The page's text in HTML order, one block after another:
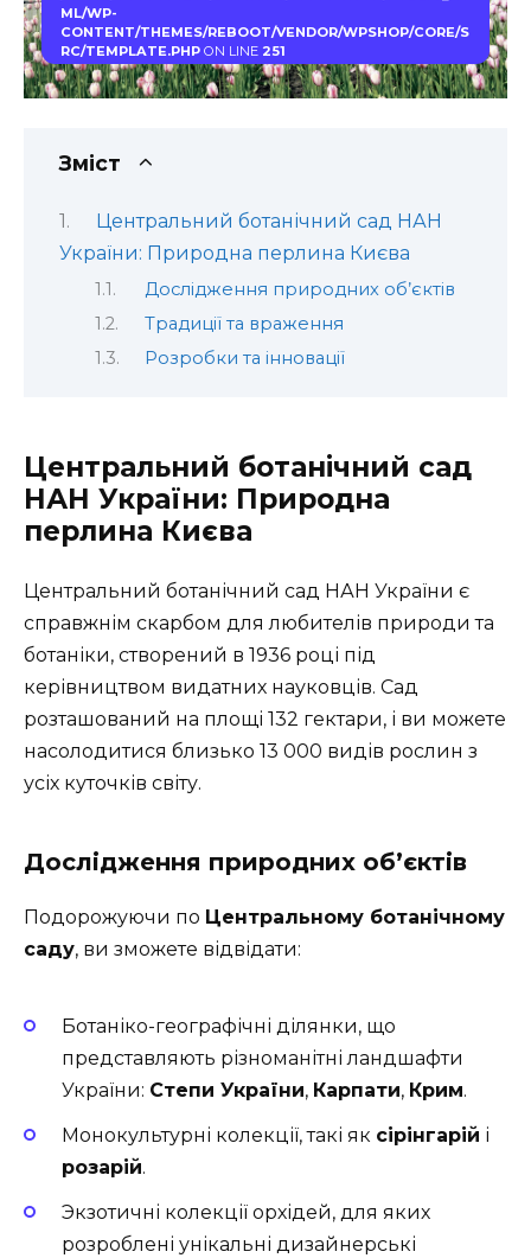
ML/WP-
CONTENT/THEMES/REBOOT/VENDOR/WPSHOP/CORE/S
RC/TEMPLATE.PHPON LINE 251
Зміст
Центральний ботанічний сад НАН
України: Природна перлина Києва
Дослідження природних об’єктів
Традиції та враження
Розробки та інновації
Центральний ботанічний сад
НАН України: Природна
перлина Києва
Центральний ботанічний сад НАН України є
справжнім скарбом для любителів природи та
ботаніки, створений в 1936 році під
керівництвом видатних науковців. Сад
розташований на площі 132 гектари, і ви можете
насолодитися близько 13 000 видів рослин з
усіх куточків світу.
Дослідження природних об’єктів
Подорожуючи по Центральному ботанічному
саду, ви зможете відвідати:
Ботаніко-географічні ділянки, що
представляють різноманітні ландшафти
України: Степи України, Карпати, Крим.
Монокультурні колекції, такі як сірінгарій і
розарій.
Экзотичні колекції орхідей, для яких
розроблені унікальні дизайнерські